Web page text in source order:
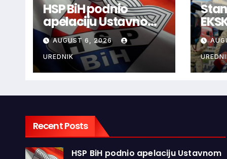
HSP BiH podnio
apelaciju Ustavnom
sudu BiH protiv
ovjere kandidature
Slavena Kovačevića
AUGUST 6, 2026
UREDNIK
Recent Posts
HSP BiH podnio apelaciju Ustavnom